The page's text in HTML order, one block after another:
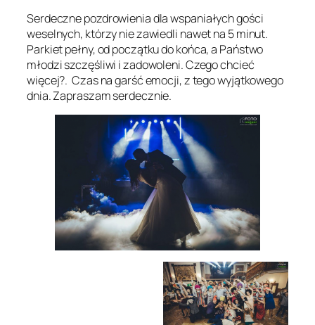
Serdeczne pozdrowienia dla wspaniałych gości
weselnych, którzy nie zawiedli nawet na 5 minut.
Parkiet pełny, od początku do końca, a Państwo
młodzi szczęśliwi i zadowoleni. Czego chcieć
więcej?. Czas na garść emocji, z tego wyjątkowego
dnia. Zapraszam serdecznie.